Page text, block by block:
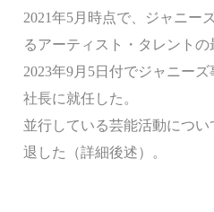
2021年5月時点で、ジャニー
るアーティスト・タレントの
2023年9月5日付でジャニー
社長に就任した。
並行している芸能活動につい
退した（詳細後述）。